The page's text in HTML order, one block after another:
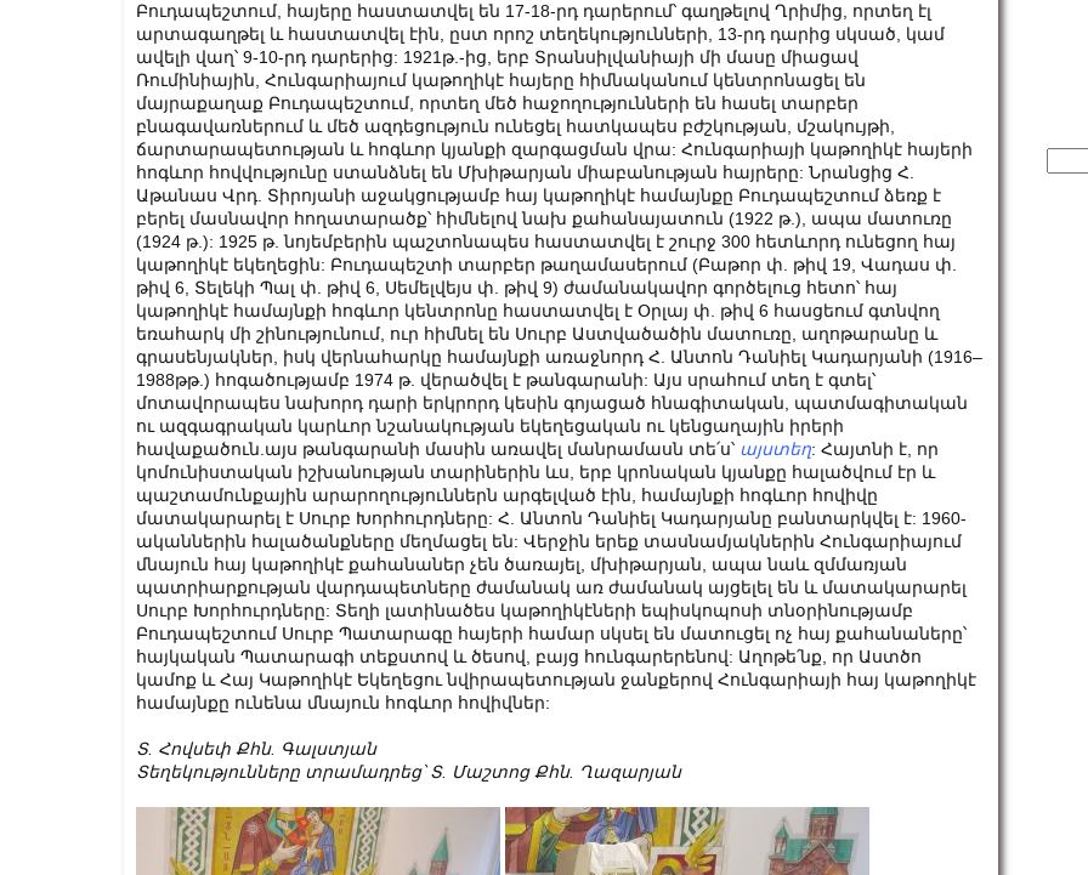
Բուդապեշտում, հայերը հաստատվել են 17-18-րդ դարերում՝ գաղթելով Ղրիմից, որտեղ էլ
արտագաղթել և հաստատվել էին, ըստ որոշ տեղեկությունների, 13-րդ դարից սկսած, կամ
ավելի վաղ՝ 9-10-րդ դարերից: 1921թ.-ից, երբ Տրանսիլվանիայի մի մասը միացավ
Ռումինիային, Հունգարիայում կաթողիկէ հայերը հիմնականում կենտրոնացել են
մայրաքաղաք Բուդապեշտում, որտեղ մեծ հաջողությունների են հասել տարբեր
բնագավառներում և մեծ ազդեցություն ունեցել հատկապես բժշկության, մշակույթի,
ճարտարապետության և հոգևոր կյանքի զարգացման վրա: Հունգարիայի կաթողիկէ հայերի
հոգևոր հովվությունը ստանձնել են Մխիթարյան միաբանության հայրերը: Նրանցից Հ.
Աթանաս Վրդ. Տիրոյանի աջակցությամբ հայ կաթողիկէ համայնքը Բուդապեշտում ձեռք է
բերել մասնավոր հողատարածք՝ հիմնելով նախ քահանայատուն (1922 թ.), ապա մատուռը
(1924 թ.): 1925 թ. նոյեմբերին պաշտոնապես հաստատվել է շուրջ 300 հետևորդ ունեցող հայ
կաթողիկէ եկեղեցին: Բուդապեշտի տարբեր թաղամասերում (Բաթոր փ. թիվ 19, Վադաս փ.
թիվ 6, Տելեկի Պալ փ. թիվ 6, Սեմելվեյս փ. թիվ 9) ժամանակավոր գործելուց հետո՝ հայ
կաթողիկէ համայնքի հոգևոր կենտրոնը հաստատվել է Օրլայ փ. թիվ 6 հասցեում գտնվող
եռահարկ մի շինությունում, ուր հիմնել են Սուրբ Աստվածածին մատուռը, աղոթարանը և
գրասենյակներ, իսկ վերնահարկը համայնքի առաջնորդ Հ. Անտոն Դանիել Կադարյանի (1916–
1988թթ.) հոգածությամբ 1974 թ. վերածվել է թանգարանի: Այս սրահում տեղ է գտել՝
մոտավորապես նախորդ դարի երկրորդ կեսին գոյացած հնագիտական, պատմագիտական
ու ազգագրական կարևոր նշանակության եկեղեցական ու կենցաղային իրերի
հավաքածուն.այս թանգարանի մասին առավել մանրամասն տե՛ս՝ այստեղ: Հայտնի է, որ
կոմունիստական իշխանության տարիներին ևս, երբ կրոնական կյանքը հալածվում էր և
պաշտամունքային արարողություններն արգելված էին, համայնքի հոգևոր հովիվը
մատակարարել է Սուրբ Խորհուրդները: Հ. Անտոն Դանիել Կադարյանը բանտարկվել է: 1960-
ականներին հալածանքները մեղմացել են: Վերջին երեք տասնամյակներին Հունգարիայում
մնայուն հայ կաթողիկէ քահանաներ չեն ծառայել, մխիթարյան, ապա նաև զմմառյան
պատրիարքության վարդապետները ժամանակ առ ժամանակ այցելել են և մատակարարել
Սուրբ Խորհուրդները: Տեղի լատինածես կաթողիկէների եպիսկոպոսի տնօրինությամբ
Բուդապեշտում Սուրբ Պատարագը հայերի համար սկսել են մատուցել ոչ հայ քահանաները՝
հայկական Պատարագի տեքստով և ծեսով, բայց հունգարերենով: Աղոթե՛նք, որ Աստծո
կամոք և Հայ Կաթողիկէ Եկեղեցու նվիրապետության ջանքերով Հունգարիայի հայ կաթողիկէ
համայնքը ունենա մնայուն հոգևոր հովիվներ:
Տ. Հովսեփ Քհն. Գալստյան
Տեղեկությունները տրամադրեց՝ Տ. Մաշտոց Քհն. Ղազարյան
for: